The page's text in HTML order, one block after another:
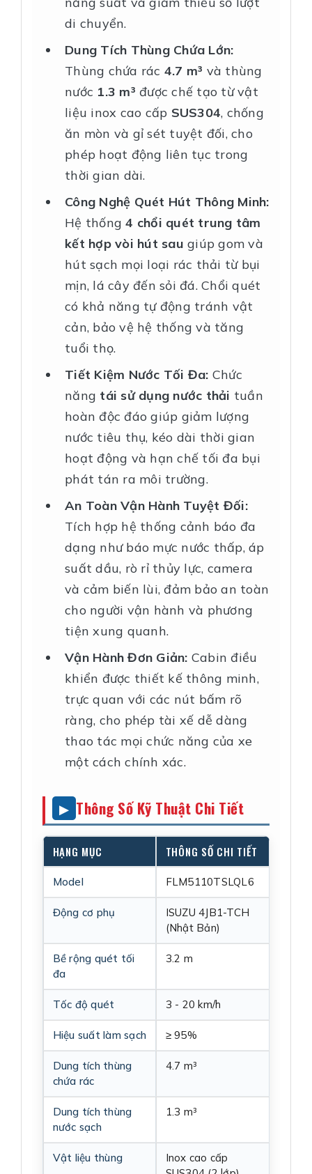
di chuyển.
Dung Tích Thùng Chứa Lớn:
Thùng chứa rác 4.7 m³ và thùng
nước 1.3 m³ được chế tạo từ vật
liệu inox cao cấp SUS304, chống
ăn mòn và gỉ sét tuyệt đối, cho
phép hoạt động liên tục trong
thời gian dài.
Công Nghệ Quét Hút Thông Minh:
Hệ thống4 chổi quét trung tâm
kết hợp vòi hút sau giúp gom và
hút sạch mọi loại rác thải từ bụi
mịn, lá cây đến sỏi đá. Chổi quét
có khả năng tự động tránh vật
cản, bảo vệ hệ thống và tăng
tuổi thọ.
Tiết Kiệm Nước Tối Đa: Chức
năng tái sử dụng nước thải tuần
hoàn độc đáo giúp giảm lượng
nước tiêu thụ, kéo dài thời gian
hoạt động và hạn chế tối đa bụi
phát tán ra môi trường.
An Toàn Vận Hành Tuyệt Đối:
Tích hợp hệ thống cảnh báo đa
dạng như báo mực nước thấp, áp
suất dầu, rò rỉ thủy lực, camera
và cảm biến lùi, đảm bảo an toàn
cho người vận hành và phương
tiện xung quanh.
Vận Hành Đơn Giản: Cabin điều
khiển được thiết kế thông minh,
trực quan với các nút bấm rõ
ràng, cho phép tài xế dễ dàng
thao tác mọi chức năng của xe
một cách chính xác.
Thông Số Kỹ Thuật Chi Tiết
HẠNG MỤC THÔNG SỐ CHI TIẾT
Model FLM5110TSLQL6
Động cơ phụ
ISUZU 4JB1-TCH
(Nhật Bản)
Bề rộng quét tối
đa
3.2 m
Tốc độ quét 3 - 20 km/h
Hiệu suất làm sạch ≥ 95%
Dung tích thùng
chứa rác
4.7 m³
Dung tích thùng
nước sạch
1.3 m³
Vật liệu thùng
Inox cao cấp